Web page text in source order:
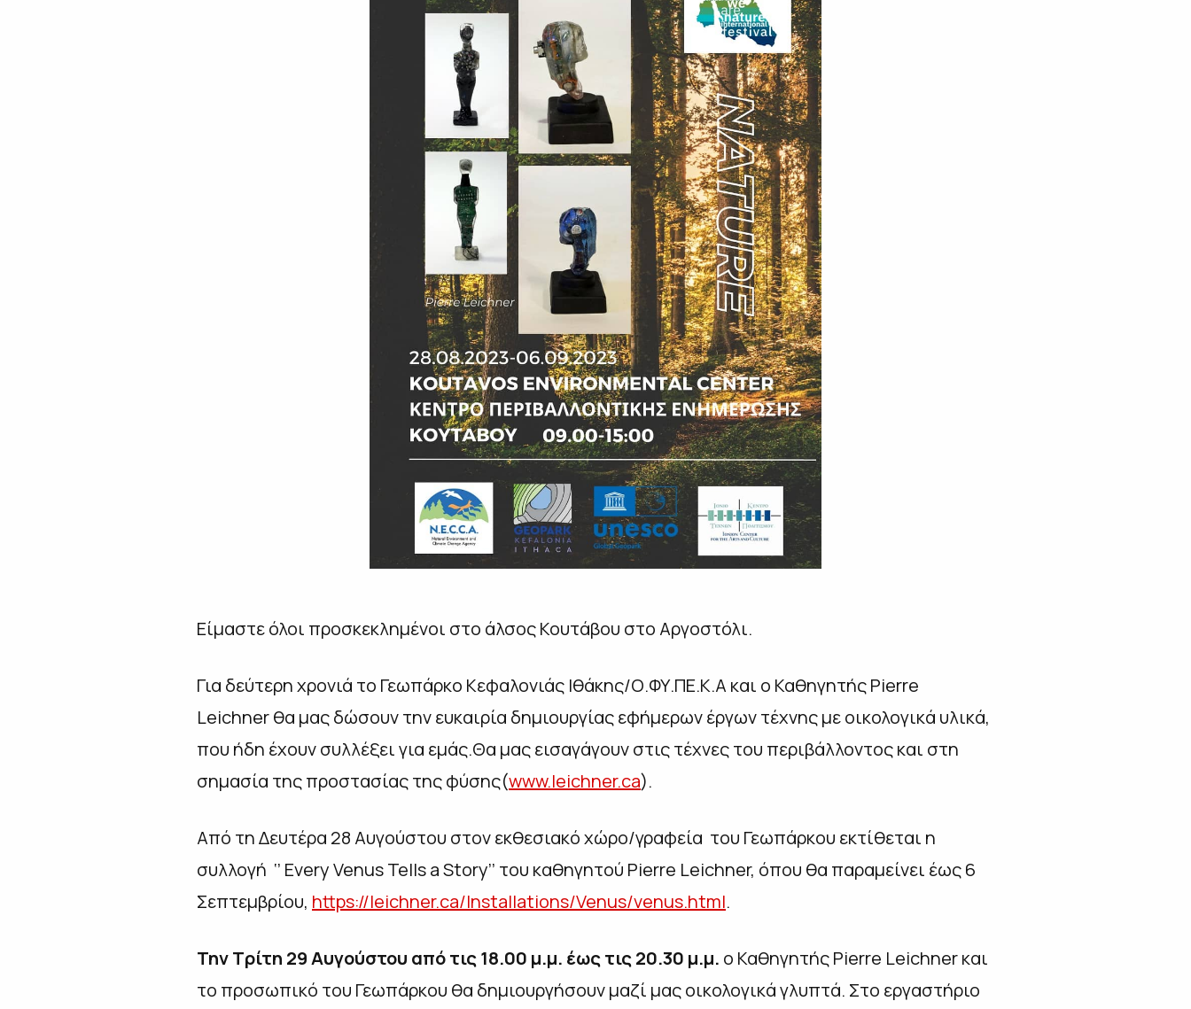
Είμαστε όλοι προσκεκλημένοι στο άλσος Κουτάβου στο Αργοστόλι.
Για δεύτερη χρονιά το Γεωπάρκο Κεφαλονιάς Ιθάκης/Ο.ΦΥ.ΠΕ.Κ.Α και ο Καθηγητής Pierre
Leichner θα μας δώσουν την ευκαιρία δημιουργίας εφήμερων έργων τέχνης με οικολογικά υλικά,
που ήδη έχουν συλλέξει για εμάς.Θα μας εισαγάγουν στις τέχνες του περιβάλλοντος και στη
σημασία της προστασίας της φύσης(www.leichner.ca).
Aπό τη Δευτέρα 28 Αυγούστου στον εκθεσιακό χώρο/γραφεία του Γεωπάρκου εκτίθεται η
συλλογή ‘’ Every Venus Tells a Story’’ του καθηγητού Pierre Leichner, όπου θα παραμείνει έως 6
Σεπτεμβρίου, https://leichner.ca/Installations/Venus/venus.html.
Την Τρίτη 29 Αυγούστου από τις 18.00 μ.μ. έως τις 20.30 μ.μ. ο Καθηγητής Pierre Leichner και
το προσωπικό του Γεωπάρκου θα δημιουργήσουν μαζί μας οικολογικά γλυπτά. Στο εργαστήριο